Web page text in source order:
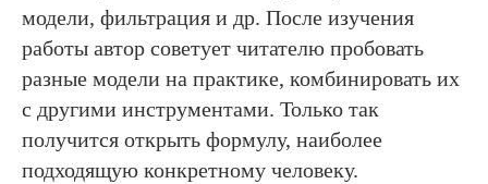
модели, фильтрация и др. После изучения
работы автор советует читателю пробовать
разные модели на практике, комбинировать их
с другими инструментами. Только так
получится открыть формулу, наиболее
подходящую конкретному человеку.